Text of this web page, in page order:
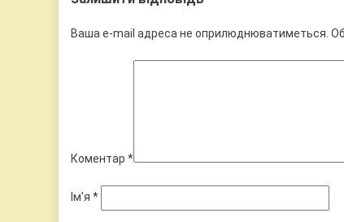
Ваша e-mail адреса не оприлюднюватиметься.
Коментар *
Ім'я *